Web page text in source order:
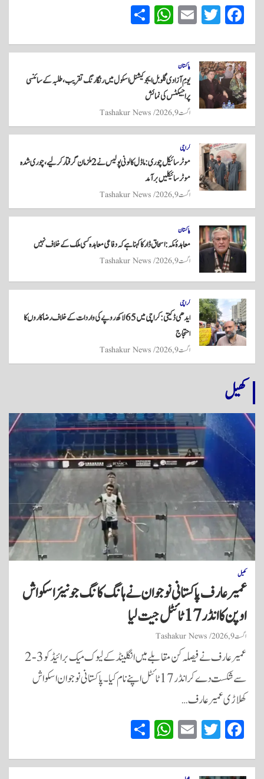
Fa
ce
bo
ok
T
wi
tte
r
E
m
ail
W
ha
ts
A
pp
re
پاکستان
یومِ آزادی گلوبل ایجوکیشنل اسکول میں رنگا رنگ تقریب، طلبہ کے سائنسی
پراجیکٹس کی نمائش
اگست 9, 2026 Tashakur News
کراچی
موٹر سائیکل چوری: ماڈل کالونی پولیس نے 2 ملزمان گرفتار کر لیے، چوری شدہ
موٹر سائیکلیں برآمد
اگست 9, 2026 Tashakur News
پاکستان
معاہدۂ مکہ: اسحاق ڈار کا کہنا ہے کہ دفاعی معاہدہ کسی ملک کے خلاف نہیں
اگست 9, 2026 Tashakur News
کراچی
ایدھی ڈکیتی: کراچی میں 65 لاکھ روپے کی واردات کے خلاف رضاکاروں کا
احتجاج
اگست 9, 2026 Tashakur News
کھیل
کھیل
عمیر عارف پاکستانی نوجوان نے ہانگ کانگ جونیئر اسکواش
اوپن کا انڈر 17 ٹائٹل جیت لیا
اگست 9, 2026 Tashakur News
عمیر عارف نے فیصلہ کن مقابلے میں انگلینڈ کے لیوک میک برائیڈ کو 3-2
سے شکست دے کر انڈر 17 ٹائٹل اپنے نام کیا۔ پاکستانی نوجوان اسکواش
کھلاڑی عمیر عارف…
Fa
bo
T
tte
E
ail
W
ts
re